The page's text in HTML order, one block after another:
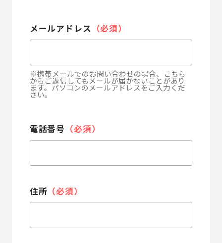
メールアドレス （必須）
※携帯メールでのお問い合わせの場合、こちら
からご返信してもメールが届かないことがあり
ます。パソコンのメールアドレスをご入力くだ
さい。
電話番号 （必須）
住所 （必須）